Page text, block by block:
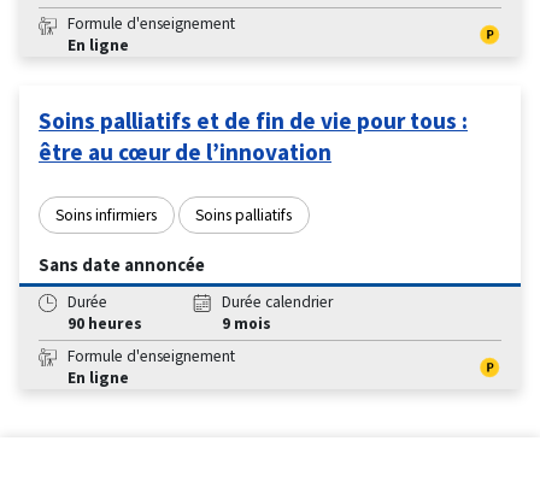
Formule d'enseignement
En ligne
Soins palliatifs et de fin de vie pour tous :
être au cœur de l’innovation
Soins infirmiers Soins palliatifs
Sans date annoncée
Durée
90 heures
Durée calendrier
9 mois
Formule d'enseignement
En ligne